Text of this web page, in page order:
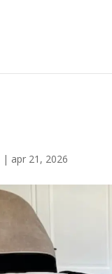
| apr 21, 2026